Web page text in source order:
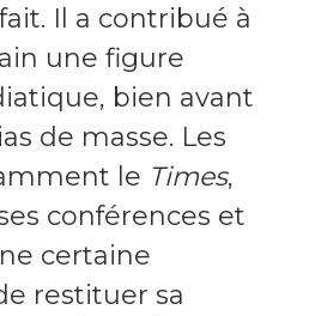
Il a contribué à
une figure
bien avant
de masse. Les
le Times,
conférences et
certaine
restituer sa